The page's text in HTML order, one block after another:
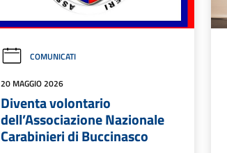
COMUNICATI
20 MAGGIO 2026
Diventa volontario
dell’Associazione Nazionale
Carabinieri di Buccinasco